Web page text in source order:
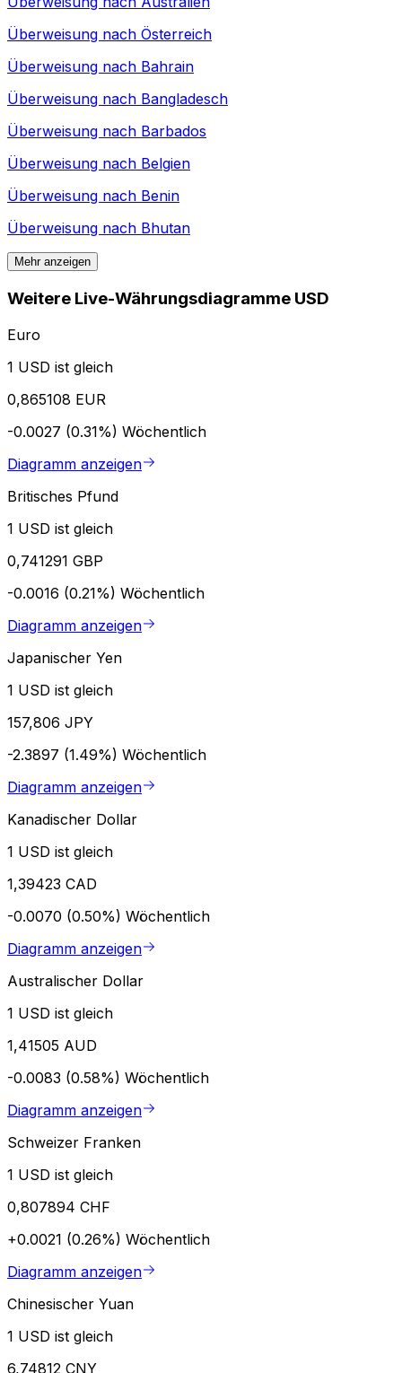
Überweisung nach Österreich
Überweisung nach Bahrain
Überweisung nach Bangladesch
Überweisung nach Barbados
Überweisung nach Belgien
Überweisung nach Benin
Überweisung nach Bhutan
Mehr anzeigen
Weitere Live-Währungsdiagramme USD
Euro
1 USD ist gleich
0,865108 EUR
-0.0027 (0.31%) Wöchentlich
Diagramm anzeigen
Britisches Pfund
1 USD ist gleich
0,741291 GBP
-0.0016 (0.21%) Wöchentlich
Diagramm anzeigen
Japanischer Yen
1 USD ist gleich
157,806 JPY
-2.3897 (1.49%) Wöchentlich
Diagramm anzeigen
Kanadischer Dollar
1 USD ist gleich
1,39423 CAD
-0.0070 (0.50%) Wöchentlich
Diagramm anzeigen
Australischer Dollar
1 USD ist gleich
1,41505 AUD
-0.0083 (0.58%) Wöchentlich
Diagramm anzeigen
Schweizer Franken
1 USD ist gleich
0,807894 CHF
+0.0021 (0.26%) Wöchentlich
Diagramm anzeigen
Chinesischer Yuan
1 USD ist gleich
6,74812 CNY